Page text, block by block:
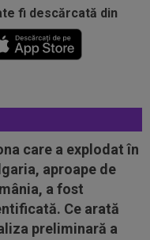
fi descărcată din
care a explodat în
aproape de
a fost
Ce arată
preliminară a
dezvăluit cum l-a
să o...
dar aceasta
18:30, Digi Sport